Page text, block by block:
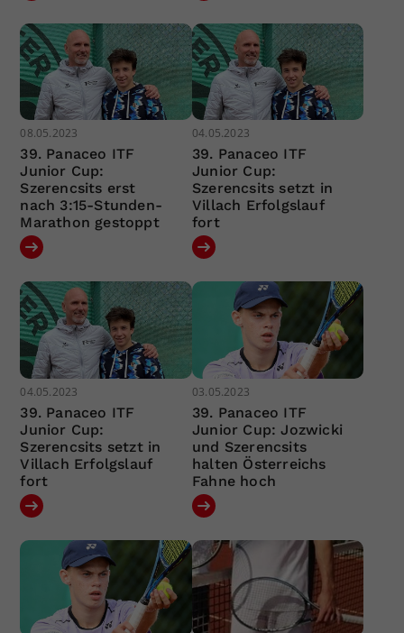
08.05.2023
39. Panaceo ITF
Junior Cup:
Szerencsits erst
nach 3:15-Stunden-
Marathon gestoppt
04.05.2023
39. Panaceo ITF
Junior Cup:
Szerencsits setzt in
Villach Erfolgslauf
fort
04.05.2023
39. Panaceo ITF
Junior Cup:
Szerencsits setzt in
Villach Erfolgslauf
fort
03.05.2023
39. Panaceo ITF
Junior Cup: Jozwicki
und Szerencsits
halten Österreichs
Fahne hoch